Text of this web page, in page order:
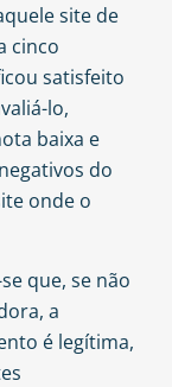
site de
cinco
satisfeito
lo,
baixa e
do
onde o
que, se não
a
é legítima,